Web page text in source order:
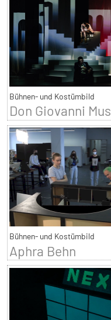
Bühnen- und Kostümbild
Don Giovanni
Bühnen- und Kostümbild
Aphra Behn